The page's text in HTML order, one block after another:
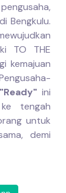
Bengkulu.
TO THE
kemajuan
"Ready" ini
tengah
untuk
demi